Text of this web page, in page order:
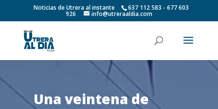
Noticias de Utrera al instante 637 112 583 - 677 603
926 info@utreraaldia.com
Una veintena de